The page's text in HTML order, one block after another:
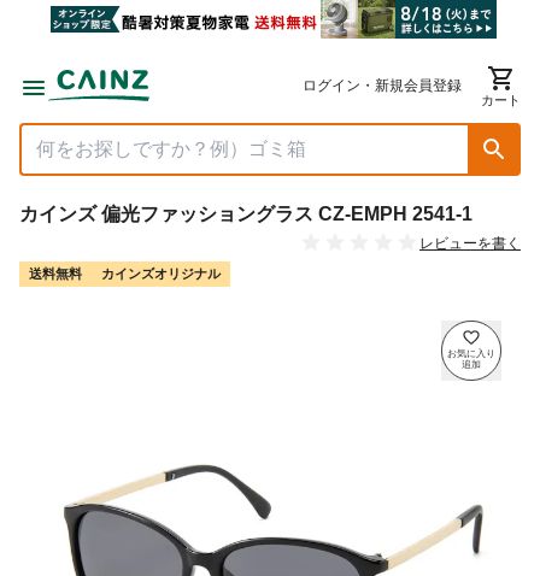
ログイン・新規会員登録
カート
カインズ 偏光ファッショングラス CZ-EMPH 2541-1
レビューを書く
送料無料 カインズオリジナル